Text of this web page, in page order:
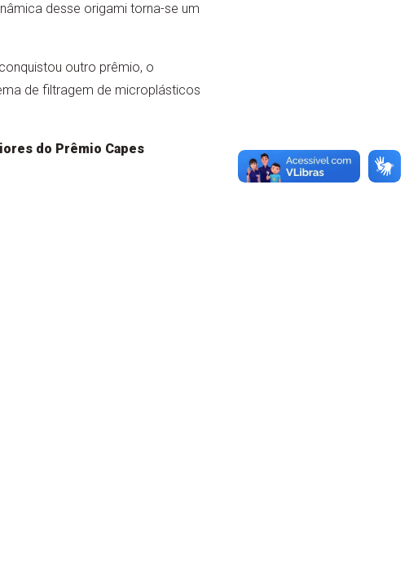
desse origami torna-se um
outro prêmio, o
de filtragem de microplásticos
do Prêmio Capes